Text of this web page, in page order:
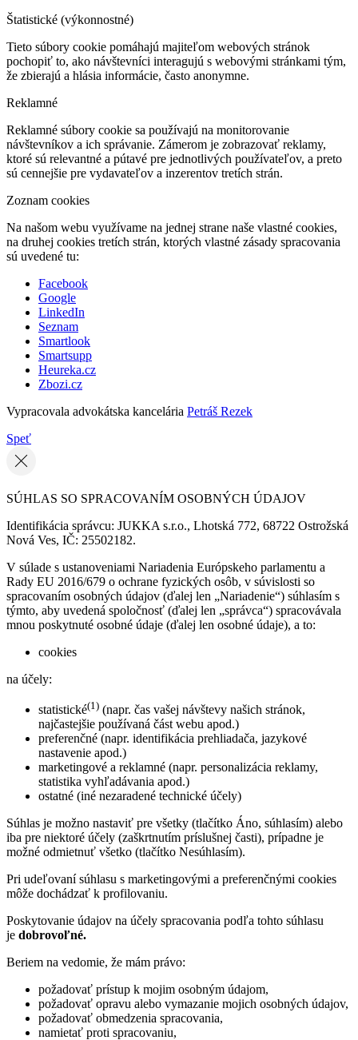
Štatistické (výkonnostné)
Tieto súbory cookie pomáhajú majiteľom webových stránok
pochopiť to, ako návštevníci interagujú s webovými stránkami tým,
že zbierajú a hlásia informácie, často anonymne.
Reklamné
Reklamné súbory cookie sa používajú na monitorovanie
návštevníkov a ich správanie. Zámerom je zobrazovať reklamy,
ktoré sú relevantné a pútavé pre jednotlivých používateľov, a preto
sú cennejšie pre vydavateľov a inzerentov tretích strán.
Zoznam cookies
Na našom webu využívame na jednej strane naše vlastné cookies,
na druhej cookies tretích strán, ktorých vlastné zásady spracovania
sú uvedené tu:
Facebook
Google
LinkedIn
Seznam
Smartlook
Smartsupp
Heureka.cz
Zbozi.cz
Vypracovala advokátska kancelária Petráš Rezek
Speť
SÚHLAS SO SPRACOVANÍM OSOBNÝCH ÚDAJOV
Identifikácia správcu: JUKKA s.r.o., Lhotská 772, 68722 Ostrožská
Nová Ves, IČ: 25502182.
V súlade s ustanoveniami Nariadenia Európskeho parlamentu a
Rady EU 2016/679 o ochrane fyzických osôb, v súvislosti so
spracovaním osobných údajov (ďalej len „Nariadenie“) súhlasím s
týmto, aby uvedená spoločnosť (ďalej len „správca“) spracovávala
mnou poskytnuté osobné údaje (ďalej len osobné údaje), a to:
cookies
na účely:
statistické(1) (napr. čas vašej návštevy našich stránok,
najčastejšie používaná část webu apod.)
preferenčné (napr. identifikácia prehliadača, jazykové
nastavenie apod.)
marketingové a reklamné (napr. personalizácia reklamy,
statistika vyhľadávania apod.)
ostatné (iné nezaradené technické účely)
Súhlas je možno nastaviť pre všetky (tlačítko Áno, súhlasím) alebo
iba pre niektoré účely (zaškrtnutím príslušnej časti), prípadne je
možné odmietnuť všetko (tlačítko Nesúhlasím).
Pri udeľovaní súhlasu s marketingovými a preferenčnými cookies
môže dochádzať k profilovaniu.
Poskytovanie údajov na účely spracovania podľa tohto súhlasu
je dobrovoľné.
Beriem na vedomie, že mám právo:
požadovať prístup k mojim osobným údajom,
požadovať opravu alebo vymazanie mojich osobných údajov,
požadovať obmedzenia spracovania,
namietať proti spracovaniu,